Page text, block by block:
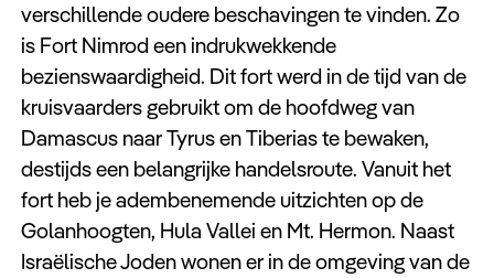
verschillende oudere beschavingen te vinden. Zo
is Fort Nimrod een indrukwekkende
bezienswaardigheid. Dit fort werd in de tijd van de
kruisvaarders gebruikt om de hoofdweg van
Damascus naar Tyrus en Tiberias te bewaken,
destijds een belangrijke handelsroute. Vanuit het
fort heb je adembenemende uitzichten op de
Golanhoogten, Hula Vallei en Mt. Hermon. Naast
Israëlische Joden wonen er in de omgeving van de